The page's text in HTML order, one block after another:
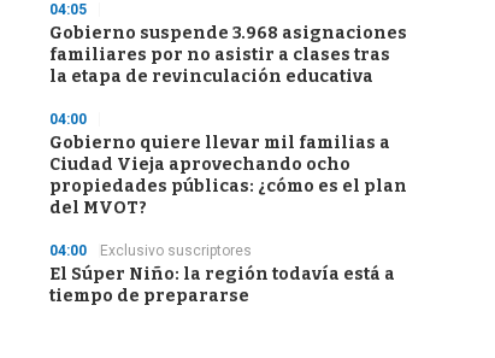
04:05
Gobierno suspende 3.968 asignaciones
familiares por no asistir a clases tras
la etapa de revinculación educativa
04:00
Gobierno quiere llevar mil familias a
Ciudad Vieja aprovechando ocho
propiedades públicas: ¿cómo es el plan
del MVOT?
04:00 Exclusivo suscriptores
El Súper Niño: la región todavía está a
tiempo de prepararse